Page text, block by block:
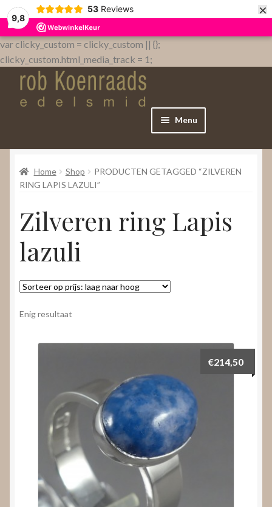
9,8
53 Reviews ×
var clicky_custom = clicky_custom || {};
clicky_custom.html_media_track = 1;
Menu
Home
WebShop
Over
Contact
Nieuws
Video’s
Home Shop
PRODUCTEN GETAGGED “ZILVEREN
RING LAPIS LAZULI”
Zilveren ring Lapis
lazuli
Enig resultaat
€214,50